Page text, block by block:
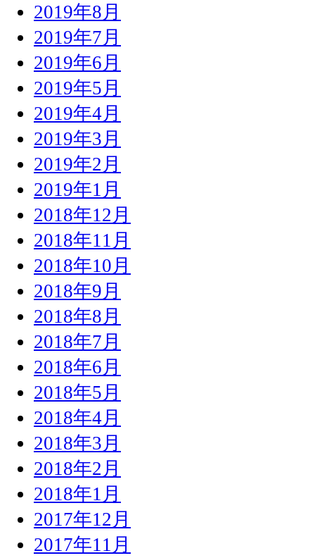
2019年8月
2019年7月
2019年6月
2019年5月
2019年4月
2019年3月
2019年2月
2019年1月
2018年12月
2018年11月
2018年10月
2018年9月
2018年8月
2018年7月
2018年6月
2018年5月
2018年4月
2018年3月
2018年2月
2018年1月
2017年12月
2017年11月